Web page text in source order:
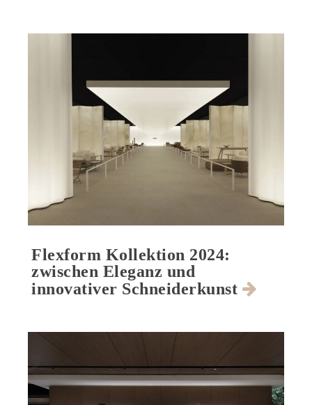
Flexform Kollektion 2024:
zwischen Eleganz und
innovativer Schneiderkunst